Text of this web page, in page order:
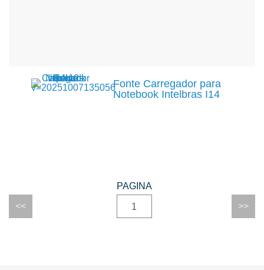
Fonte Carregador para
Notebook Intelbras I14
1